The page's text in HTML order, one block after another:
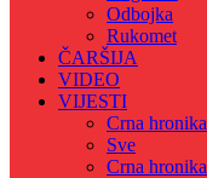
Odbojka
Rukomet
ČARŠIJA
VIDEO
VIJESTI
Crna hronika
Sve
Crna hronika